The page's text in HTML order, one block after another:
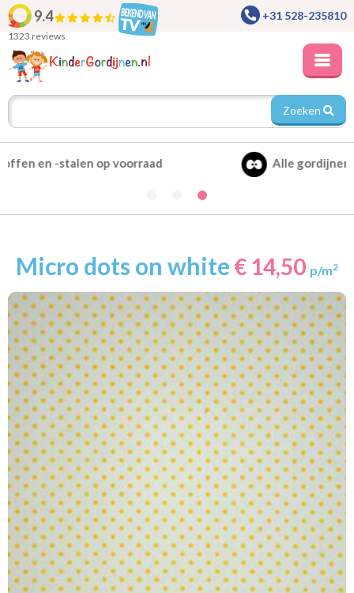
9.4
1323 reviews
+31 528-235810
Zoeken
Alle gordijnen verduisterend leverbaar
Micro dots on white € 14,50 p/m2